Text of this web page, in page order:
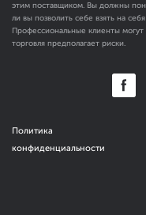
этим поставщиком. Вы должны
ли вы позволить себе взять на
Профессиональные клиенты
торговля предполагает риски.
Политика
конфиденциальности